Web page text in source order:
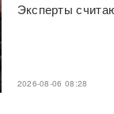
Эксперты
2026-08-06 08:28